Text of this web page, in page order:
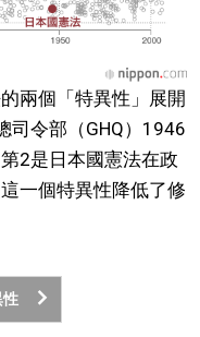
兩個「特異性」展開
司令部（GHQ）1946
2是日本國憲法在政
一個特異性降低了修
性